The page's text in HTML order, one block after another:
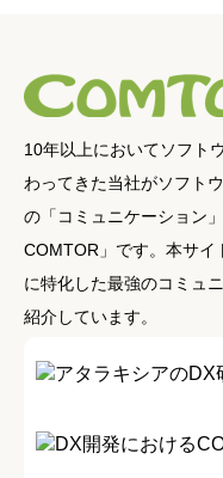
10年以上においてソフト
わってきた当社がソフト
の「コミュニケーション
COMTOR」です。本サイ
に特化した最強のコミュ
紹介しています。
アタラキシアのDX
DX開発における